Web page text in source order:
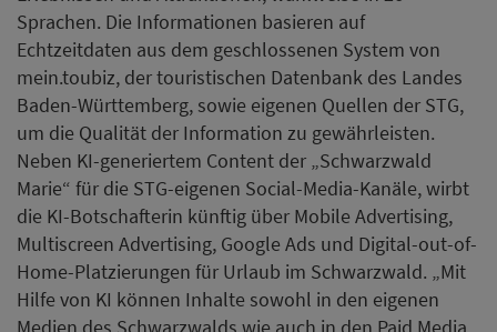
Sprachen. Die Informationen basieren auf
Echtzeitdaten aus dem geschlossenen System von
mein.toubiz, der touristischen Datenbank des Landes
Baden-Württemberg, sowie eigenen Quellen der STG,
um die Qualität der Information zu gewährleisten.
Neben KI-generiertem Content der „Schwarzwald
Marie“ für die STG-eigenen Social-Media-Kanäle, wirbt
die KI-Botschafterin künftig über Mobile Advertising,
Multiscreen Advertising, Google Ads und Digital-out-of-
Home-Platzierungen für Urlaub im Schwarzwald. „Mit
Hilfe von KI können Inhalte sowohl in den eigenen